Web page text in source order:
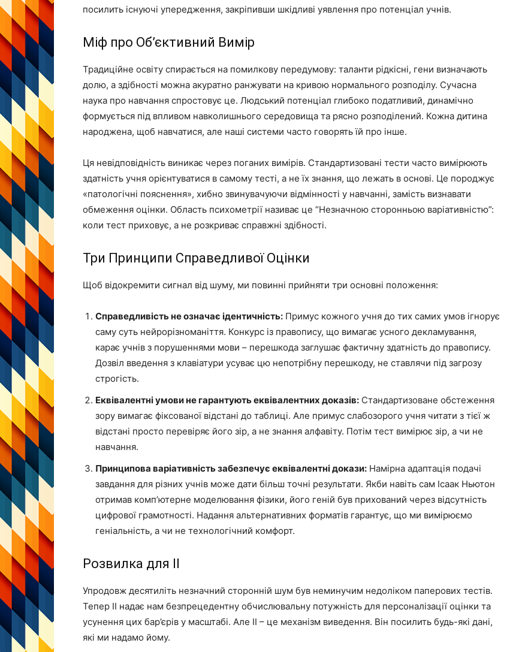
посилить існуючі упередження, закріпивши шкідливі уявлення про потенціал учнів.
Міф про Об’єктивний Вимір
Традиційне освіту спирається на помилкову передумову: таланти рідкісні, гени визначають
долю, а здібності можна акуратно ранжувати на кривою нормального розподілу. Сучасна
наука про навчання спростовує це. Людський потенціал глибоко податливий, динамічно
формується під впливом навколишнього середовища та рясно розподілений. Кожна дитина
народжена, щоб навчатися, але наші системи часто говорять їй про інше.
Ця невідповідність виникає через поганих вимірів. Стандартизовані тести часто вимірюють
здатність учня орієнтуватися в самому тесті, а не їх знання, що лежать в основі. Це породжує
«патологічні пояснення», хибно звинувачуючи відмінності у навчанні, замість визнавати
обмеження оцінки. Область психометрії називає це “Незначною сторонньою варіативністю”:
коли тест приховує, а не розкриває справжні здібності.
Три Принципи Справедливої Оцінки
Щоб відокремити сигнал від шуму, ми повинні прийняти три основні положення:
Справедливість не означає ідентичність: Примус кожного учня до тих самих умов ігнорує
саму суть нейрорізноманіття. Конкурс із правопису, що вимагає усного декламування,
карає учнів з порушеннями мови – перешкода заглушає фактичну здатність до правопису.
Дозвіл введення з клавіатури усуває цю непотрібну перешкоду, не ставлячи під загрозу
строгість.
Еквівалентні умови не гарантують еквівалентних доказів: Стандартизоване обстеження
зору вимагає фіксованої відстані до таблиці. Але примус слабозорого учня читати з тієї ж
відстані просто перевіряє його зір, а не знання алфавіту. Потім тест вимірює зір, а чи не
навчання.
Принципова варіативність забезпечує еквівалентні докази: Намірна адаптація подачі
завдання для різних учнів може дати більш точні результати. Якби навіть сам Ісаак Ньютон
отримав комп’ютерне моделювання фізики, його геній був прихований через відсутність
цифрової грамотності. Надання альтернативних форматів гарантує, що ми вимірюємо
геніальність, а чи не технологічний комфорт.
Розвилка для ІІ
Упродовж десятиліть незначний сторонній шум був неминучим недоліком паперових тестів.
Тепер ІІ надає нам безпрецедентну обчислювальну потужність для персоналізації оцінки та
усунення цих бар’єрів у масштабі. Але ІІ – це механізм виведення. Він посилить будь-які дані,
які ми надамо йому.